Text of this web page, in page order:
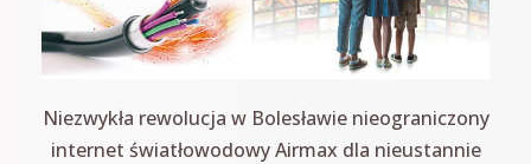
Niezwykła rewolucja w Bolesławie nieograniczony
internet światłowodowy Airmax dla nieustannie